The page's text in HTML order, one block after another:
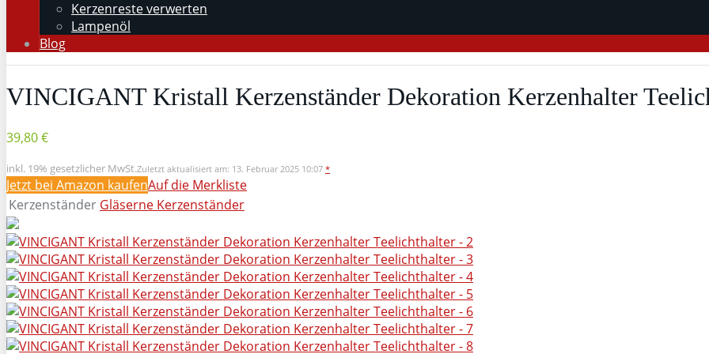
Kerzenreste verwerten
Lampenöl
Blog
VINCIGANT Kristall Kerzenständer Dekoration Kerzenhalter
39,80 €
inkl. 19% gesetzlicher MwSt.Zuletzt aktualisiert am: 13. Februar 2025 10:07 *
Jetzt bei Amazon kaufenAuf die Merkliste
Kerzenständer Gläserne Kerzenständer